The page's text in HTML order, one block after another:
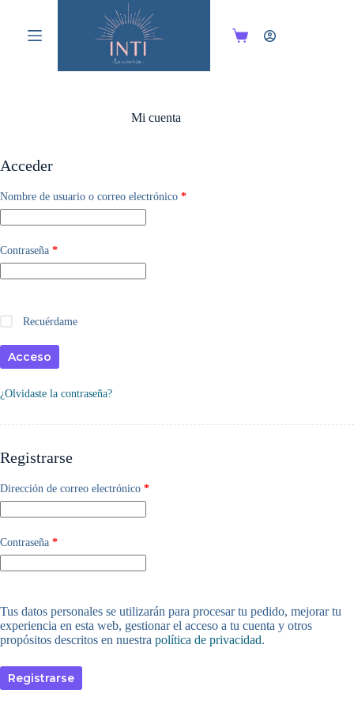
contenido
Carro
Mi cuenta
Acceder
Nombre de usuario o correo electrónico *Obligatorio
Contraseña *Obligatorio
Recuérdame
Acceso
¿Olvidaste la contraseña?
Registrarse
Dirección de correo electrónico *Obligatorio
Contraseña *Obligatorio
Tus datos personales se utilizarán para procesar tu pedido, mejorar tu
experiencia en esta web, gestionar el acceso a tu cuenta y otros
propósitos descritos en nuestra política de privacidad.
Registrarse